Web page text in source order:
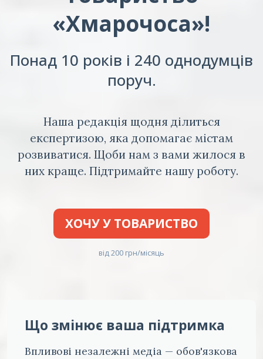
«Хмарочоса»!
Понад 10 років і 240 однодумців
поруч.
Наша редакція щодня ділиться
експертизою, яка допомагає містам
розвиватися. Щоби нам з вами жилося в
них краще. Підтримайте нашу роботу.
ХОЧУ У ТОВАРИСТВО
від 200 грн/місяць
Що змінює ваша підтримка
Впливові незалежні медіа — обов'язкова